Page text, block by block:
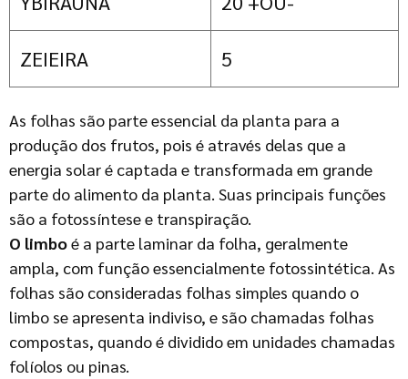
ZEIEIRA 5
As folhas são parte essencial da planta para a
produção dos frutos, pois é através delas que a
energia solar é captada e transformada em grande
parte do alimento da planta. Suas principais funções
são a fotossíntese e transpiração.
O limboé a parte laminar da folha, geralmente
ampla, com função essencialmente fotossintética. As
folhas são consideradas folhas simples quando o
limbo se apresenta indiviso, e são chamadas folhas
compostas, quando é dividido em unidades chamadas
folíolos ou pinas.